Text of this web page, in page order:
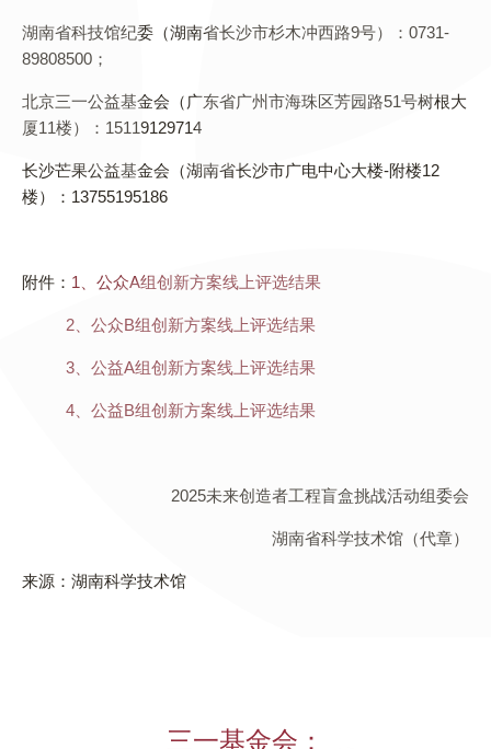
湖南省科技馆纪委（湖南省长沙市杉木冲西路9号）：0731-
89808500；
北京三一公益基金会（广东省广州市海珠区芳园路51号树根大
厦11楼）：15119129714
长沙芒果公益基金会（湖南省长沙市广电中心大楼-附楼12
楼）：13755195186
附件： 1、公众A组创新方案线上评选结果
2、公众B组创新方案线上评选结果
3、公益A组创新方案线上评选结果
4、公益B组创新方案线上评选结果
2025未来创造者工程盲盒挑战活动组委会
湖南省科学技术馆（代章）
来源：湖南科学技术馆
三一基金会：